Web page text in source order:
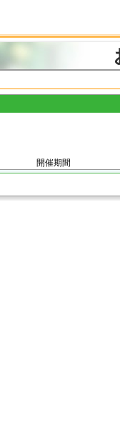
開催期間